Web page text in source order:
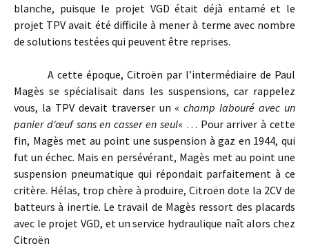
blanche, puisque le projet VGD était déjà entamé et le
projet TPV avait été difficile à mener à terme avec nombre
de solutions testées qui peuvent être reprises.
A cette époque, Citroën par l’intermédiaire de Paul
Magès se spécialisait dans les suspensions, car rappelez
vous, la TPV devait traverser un «champ labouré avec un
panier d‘œuf sans en casser en seul« … Pour arriver à cette
fin, Magès met au point une suspension à gaz en 1944, qui
fut un échec. Mais en persévérant, Magès met au point une
suspension pneumatique qui répondait parfaitement à ce
critère. Hélas, trop chère à produire, Citroën dote la 2CV de
batteurs à inertie. Le travail de Magès ressort des placards
avec le projet VGD, et un service hydraulique naît alors chez
Citroën